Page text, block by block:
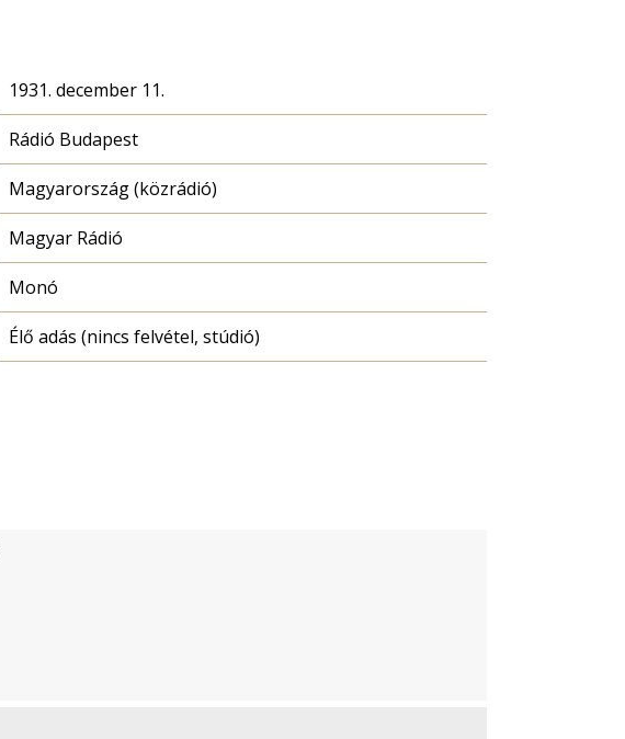
1931. december 11.
Rádió Budapest
Magyarország (közrádió)
Magyar Rádió
Monó
Élő adás (nincs felvétel, stúdió)